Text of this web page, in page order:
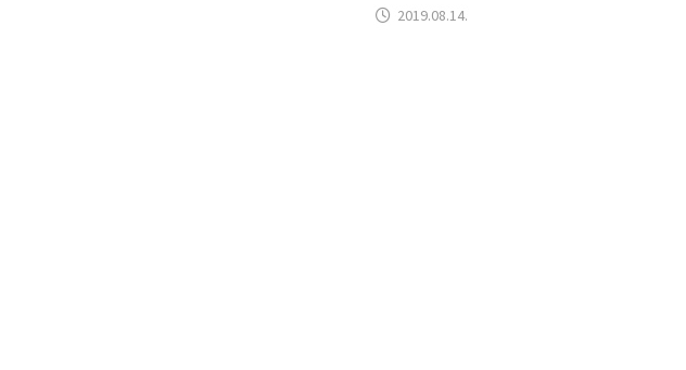
2019.08.14.